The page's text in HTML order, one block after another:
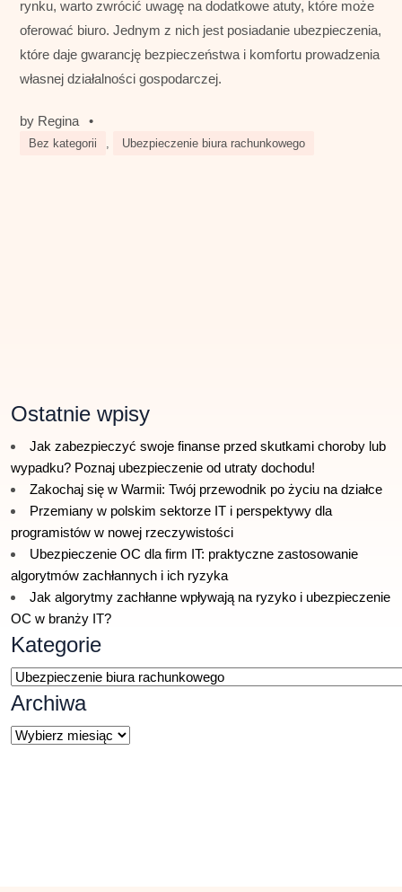
rynku, warto zwrócić uwagę na dodatkowe atuty, które może
oferować biuro. Jednym z nich jest posiadanie ubezpieczenia,
które daje gwarancję bezpieczeństwa i komfortu prowadzenia
własnej działalności gospodarczej.
by Regina •
Bez kategorii , Ubezpieczenie biura rachunkowego
Ostatnie wpisy
Jak zabezpieczyć swoje finanse przed skutkami choroby lub
wypadku? Poznaj ubezpieczenie od utraty dochodu!
Zakochaj się w Warmii: Twój przewodnik po życiu na działce
Przemiany w polskim sektorze IT i perspektywy dla
programistów w nowej rzeczywistości
Ubezpieczenie OC dla firm IT: praktyczne zastosowanie
algorytmów zachłannych i ich ryzyka
Jak algorytmy zachłanne wpływają na ryzyko i ubezpieczenie
OC w branży IT?
Kategorie
Kategorie
Archiwa
Archiwa